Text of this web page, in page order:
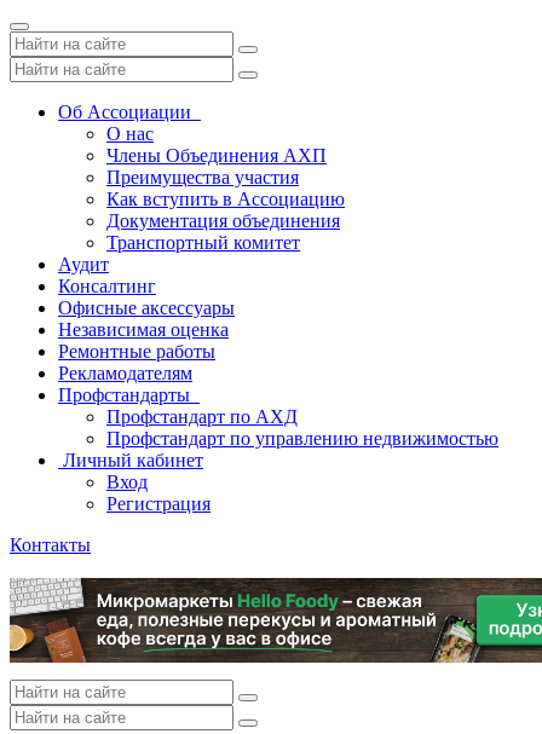
Toggle
navigation
Об Ассоциации
О нас
Члены Объединения АХП
Преимущества участия
Как вступить в Ассоциацию
Документация объединения
Транспортный комитет
Аудит
Консалтинг
Офисные аксессуары
Независимая оценка
Ремонтные работы
Рекламодателям
Профстандарты
Профстандарт по АХД
Профстандарт по управлению недвижимостью
Личный кабинет
Вход
Регистрация
Контакты